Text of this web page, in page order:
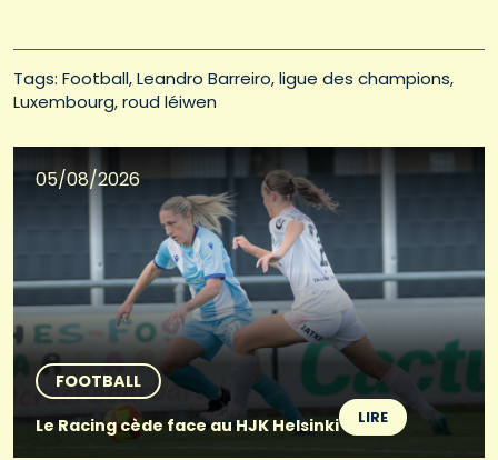
Tags: Football Leandro Barreiro ligue des champions
Luxembourg roud léiwen
05/08/2026
FOOTBALL
Le Racing cède face au HJK Helsinki
LIRE